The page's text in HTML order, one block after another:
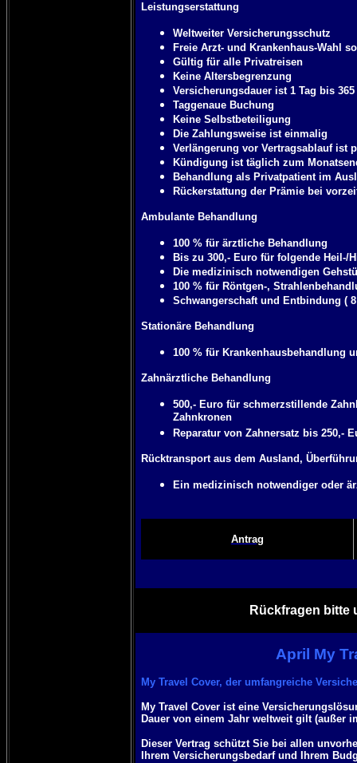
Leistungserstattung
Weltweiter Versicherungsschutz
Freie Arzt- und Krankenhaus-Wahl
Gültig für alle Privatreisen
Keine Altersbegrenzung
Versicherungsdauer ist 1 Tag bis 365
Taggenaue Buchung
Keine Selbstbeteiligung
Die Zahlungsweise ist einmalig
Verlängerung vor Vertragsablauf ist
Kündigung ist täglich zum
Behandlung als Privatpatient im
Rückerstattung der Prämie bei
Ambulante Behandlung
100 % für ärztliche Behandlung
Bis zu 300,- Euro für folgende Heil-/
Die medizinisch notwendigen
100 % für Röntgen-,
Schwangerschaft und Entbindung (
Stationäre Behandlung
100 % für Krankenhausbehandlung
Zahnärztliche Behandlung
500,- Euro für schmerzstillende
Zahnkronen
Reparatur von Zahnersatz bis 250,-
Rücktransport aus dem Ausland,
Ein medizinisch notwendiger oder
Antrag
Rückfragen bitte
April My
My Travel Cover, der umfangreiche
My Travel Cover ist eine
Dauer von einem Jahr weltweit gilt (außer
Dieser Vertrag schützt Sie bei allen
Ihrem Versicherungsbedarf und Ihrem